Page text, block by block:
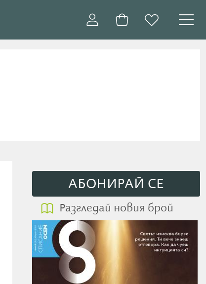
АБОНИРАЙ СE
Разгледай новия брой